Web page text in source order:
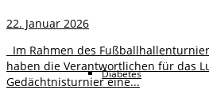
Diabetes
22. Januar 2026
Im Rahmen des
haben die Verantwortlichen für das
Gedächtnisturnier eine...